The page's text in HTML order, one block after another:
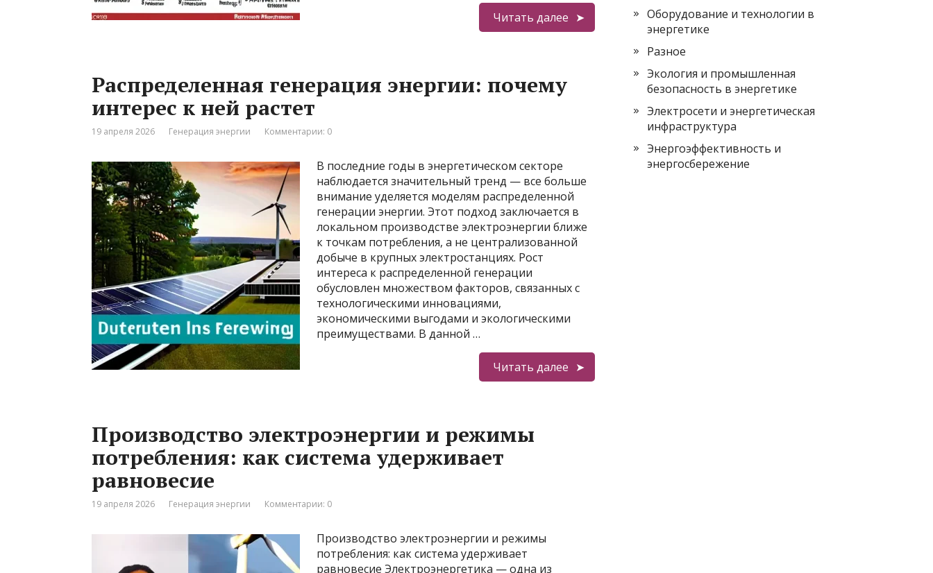
Читать далее
Распределенная генерация энергии: почему
интерес к ней растет
19 апреля 2026 Генерация энергии Комментарии: 0
В последние годы в энергетическом секторе
наблюдается значительный тренд — все больше
внимание уделяется моделям распределенной
генерации энергии. Этот подход заключается в
локальном производстве электроэнергии ближе
к точкам потребления, а не централизованной
добыче в крупных электростанциях. Рост
интереса к распределенной генерации
обусловлен множеством факторов, связанных с
технологическими инновациями,
экономическими выгодами и экологическими
преимуществами. В данной …
Читать далее
Производство электроэнергии и режимы
потребления: как система удерживает
равновесие
19 апреля 2026 Генерация энергии Комментарии: 0
Производство электроэнергии и режимы
потребления: как система удерживает
равновесие Электроэнергетика — одна из
Оборудование и технологии в
энергетике
Разное
Экология и промышленная
безопасность в энергетике
Электросети и энергетическая
инфраструктура
Энергоэффективность и
энергосбережение